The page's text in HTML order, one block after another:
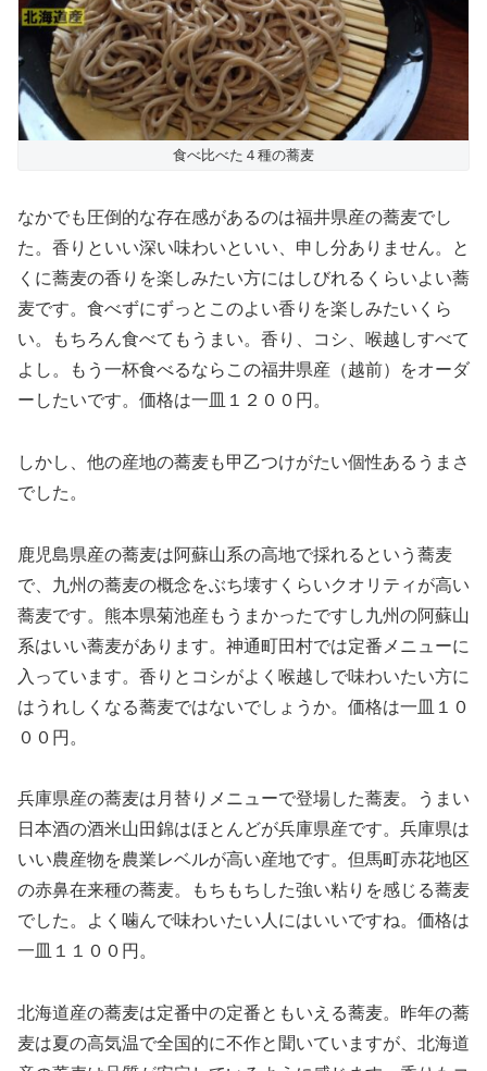
食べ比べた４種の蕎麦
なかでも圧倒的な存在感があるのは福井県産の蕎麦でし
た。香りといい深い味わいといい、申し分ありません。と
くに蕎麦の香りを楽しみたい方にはしびれるくらいよい蕎
麦です。食べずにずっとこのよい香りを楽しみたいくら
い。もちろん食べてもうまい。香り、コシ、喉越しすべて
よし。もう一杯食べるならこの福井県産（越前）をオーダ
ーしたいです。価格は一皿１２００円。
しかし、他の産地の蕎麦も甲乙つけがたい個性あるうまさ
でした。
鹿児島県産の蕎麦は阿蘇山系の高地で採れるという蕎麦
で、九州の蕎麦の概念をぶち壊すくらいクオリティが高い
蕎麦です。熊本県菊池産もうまかったですし九州の阿蘇山
系はいい蕎麦があります。神通町田村では定番メニューに
入っています。香りとコシがよく喉越しで味わいたい方に
はうれしくなる蕎麦ではないでしょうか。価格は一皿１０
００円。
兵庫県産の蕎麦は月替りメニューで登場した蕎麦。うまい
日本酒の酒米山田錦はほとんどが兵庫県産です。兵庫県は
いい農産物を農業レベルが高い産地です。但馬町赤花地区
の赤鼻在来種の蕎麦。もちもちした強い粘りを感じる蕎麦
でした。よく噛んで味わいたい人にはいいですね。価格は
一皿１１００円。
北海道産の蕎麦は定番中の定番ともいえる蕎麦。昨年の蕎
麦は夏の高気温で全国的に不作と聞いていますが、北海道